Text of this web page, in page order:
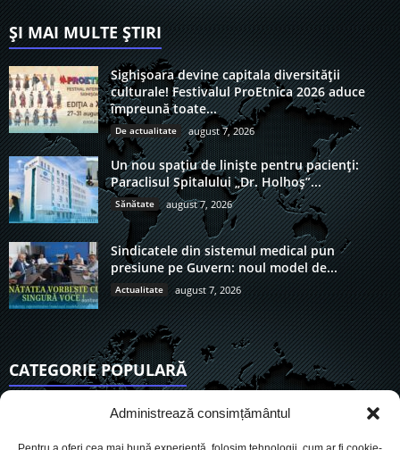
Administrează consimțământul
ȘI MAI MULTE ȘTIRI
Sighișoara devine capitala diversității
culturale! Festivalul ProEtnica 2026 aduce
împreună toate...
De actualitate august 7, 2026
Un nou spațiu de liniște pentru pacienți:
Paraclisul Spitalului „Dr. Holhoș”...
Sănătate august 7, 2026
Sindicatele din sistemul medical pun
presiune pe Guvern: noul model de...
Actualitate august 7, 2026
CATEGORIE POPULARĂ
6911